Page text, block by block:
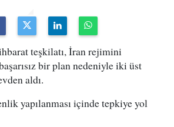
teşkilatı, İran rejimini
bir plan nedeniyle iki üst
aldı.
yapılanması içinde tepkiye yol